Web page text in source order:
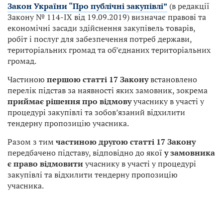
Закон України “Про публічні закупівлі” (в редакції
Закону № 114-ІХ від 19.09.2019) визначає правові та
економічні засади здійснення закупівель товарів,
робіт і послуг для забезпечення потреб держави,
територіальних громад та об’єднаних територіальних
громад.
Частиною першою статті 17 Законувстановлено
перелік підстав за наявності яких замовник, зокрема
приймає рішення про відмовуучаснику в участі у
процедурі закупівлі та зобов’язаний відхилити
тендерну пропозицію учасника.
Разом з тим частиною другою статті 17 Закону
передбачено підставу, відповідно до якоїу замовника
є право відмовитиучаснику в участі у процедурі
закупівлі та відхилити тендерну пропозицію
учасника.